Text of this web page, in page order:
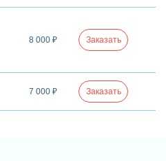
8 000 ₽ Заказать
7 000 ₽ Заказать